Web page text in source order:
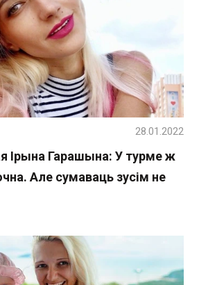
Ірына Гарашына: У турме ж
Але сумаваць зусім не
28.01.2022